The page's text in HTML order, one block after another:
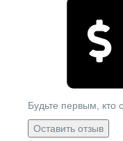
Будьте первым, кто
Оставить отзыв